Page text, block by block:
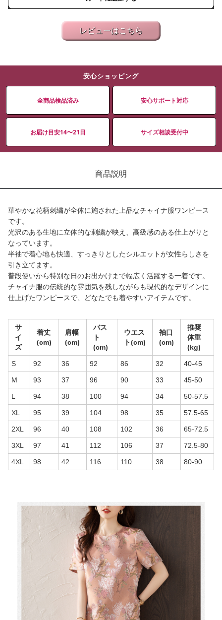
レビューはこちら
安心ショッピング
全商品検品済み 安心サポート対応
お届け目安14〜21日 サイズ相談受付中
商品説明
華やかな花柄刺繍が全体に施された上品なチャイナ服ワンピース
です。
光沢のある生地に立体的な刺繍が映え、高級感のある仕上がりと
なっています。
半袖で着心地も快適、すっきりとしたシルエットが女性らしさを
引き立てます。
普段使いから特別な日のお出かけまで幅広く活躍する一着です。
チャイナ服の伝統的な雰囲気を残しながらも現代的なデザインに
仕上げたワンピースで、どなたでも着やすいアイテムです。
サ
イ
ズ
着丈
(cm)
肩幅
(cm)
バス
ト
(cm)
ウエス
ト(cm)
袖口
(cm)
推奨
体重
(kg)
S 92 36 92 86 32 40-45
M 93 37 96 90 33 45-50
L 94 38 100 94 34 50-57.5
XL 95 39 104 98 35 57.5-65
2XL 96 40 108 102 36 65-72.5
3XL 97 41 112 106 37 72.5-80
4XL 98 42 116 110 38 80-90